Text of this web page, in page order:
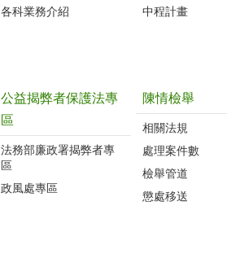
各科業務介紹
中程計畫
公益揭弊者保護法專
區
法務部廉政署揭弊者專
區
政風處專區
陳情檢舉
相關法規
處理案件數
檢舉管道
懲處移送